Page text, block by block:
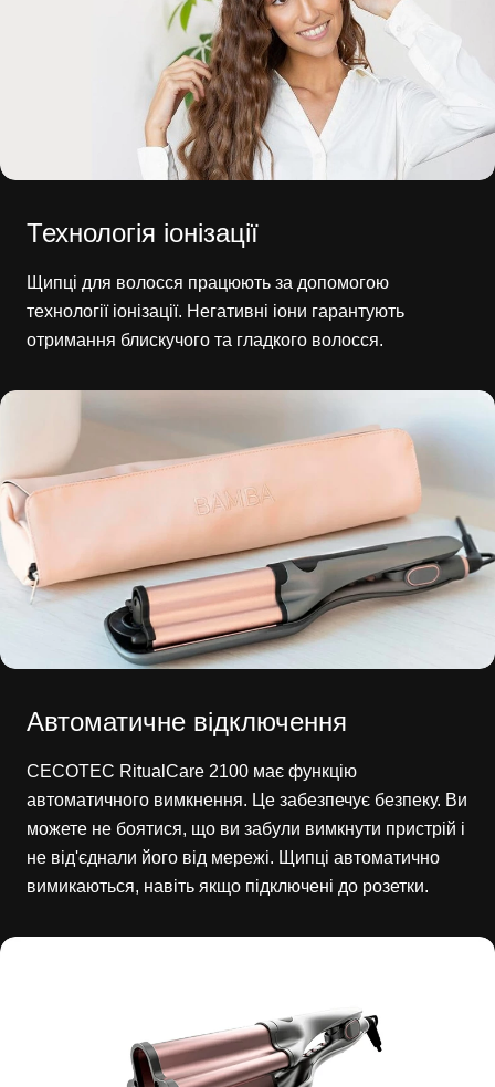
Технологія іонізації
Щипці для волосся працюють за допомогою
технології іонізації. Негативні іони гарантують
отримання блискучого та гладкого волосся.
Автоматичне відключення
CECOTEC RitualCare 2100 має функцію
автоматичного вимкнення. Це забезпечує безпеку. Ви
можете не боятися, що ви забули вимкнути пристрій і
не від'єднали його від мережі. Щипці автоматично
вимикаються, навіть якщо підключені до розетки.